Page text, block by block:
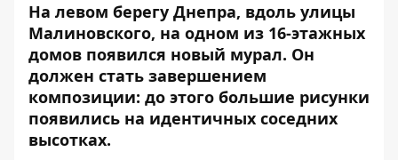
На левом берегу Днепра, вдоль улицы
Малиновского, на одном из 16-этажных
домов появился новый мурал. Он
должен стать завершением
композиции: до этого большие рисунки
появились на идентичных соседних
высотках.